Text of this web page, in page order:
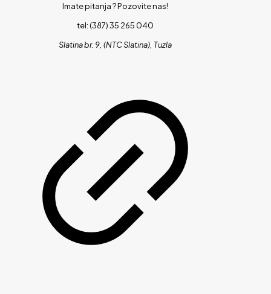
Imate pitanja ?Pozovite nas!
tel: (387) 35 265 040
Slatina br. 9, (NTC Slatina), Tuzla